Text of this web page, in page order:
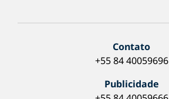
Contato
+55 84 40059696
Publicidade